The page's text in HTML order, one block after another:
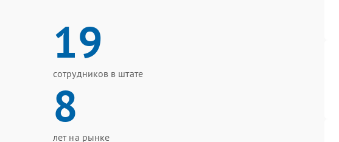
19
сотрудников в штате
8
лет на рынке